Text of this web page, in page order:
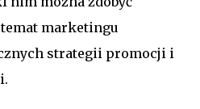
marketingu
strategii promocji i